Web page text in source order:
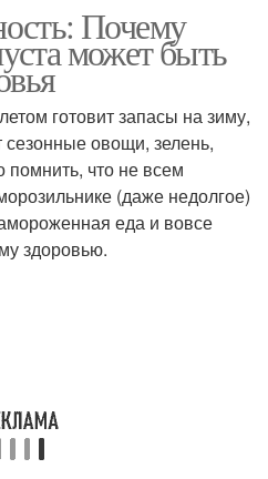
Почему
может быть
готовит запасы на зиму,
овощи, зелень,
что не всем
(даже недолгое)
еда и вовсе
здоровью.